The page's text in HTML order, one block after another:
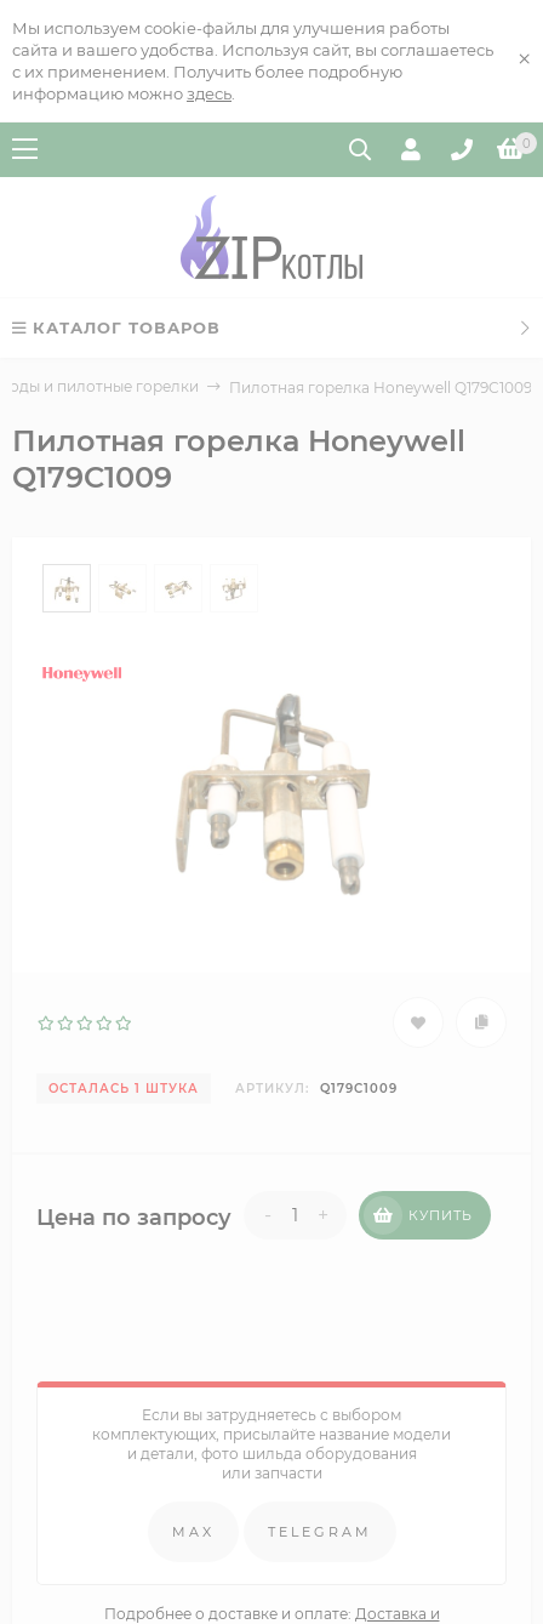
Мы используем cookie-файлы для улучшения работы
сайта и вашего удобства. Используя сайт, вы соглашаетесь
с их применением. Получить более подробную
информацию можно здесь
×
0
КАТАЛОГ ТОВАРОВ
и пилотные горелки Пилотная горелка Honeywell Q179C1009
Пилотная горелка Honeywell
Q179C1009
ОСТАЛАСЬ 1 ШТУКА АРТИКУЛ: Q179C1009
Цена по запросу - + КУПИТЬ
Если вы затрудняетесь с выбором
комплектующих, присылайте название модели
и детали, фото шильда оборудования
или запчасти
MAX TELEGRAM
Подробнее о доставке и оплате: Доставка и